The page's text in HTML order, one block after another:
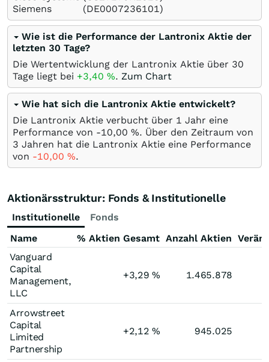
Siemens
(DE0007236101)
Wie ist die Performance der Lantronix Aktie der
letzten 30 Tage?
Die Wertentwicklung der Lantronix Aktie über 30
Tage liegt bei +3,40 %. Zum Chart
Wie hat sich die Lantronix Aktie entwickelt?
Die Lantronix Aktie verbucht über 1 Jahr eine
Performance von -10,00 %. Über den Zeitraum von
3 Jahren hat die Lantronix Aktie eine Performance
von -10,00 %.
Aktionärsstruktur: Fonds & Institutionelle
Institutionelle
Fonds
Name
% Aktien Gesamt Anzahl Aktien
Vanguard
Capital
Management,
LLC
+3,29% 1.465.878
Arrowstreet
Capital
Limited
Partnership
+2,12% 945.025